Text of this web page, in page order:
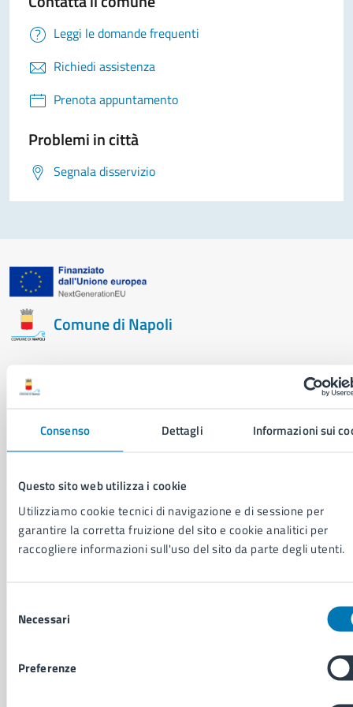
Consenso Dettagli Informazioni sui
Questo sito web utilizza i cookie
Utilizziamo cookie tecnici di navigazione e di sessione per
garantire la corretta fruizione del sito e cookie analitici per
raccogliere informazioni sull'uso del sito da parte degli utenti.
delNecessari
Preferenze
Leggi le domande frequenti
Richiedi assistenza
Prenota appuntamento
Problemi in città
Segnala disservizio
Comune di Napoli
AMMINISTRAZIONE
Aree amministrative
Municipalità
Uffici
Politici
Personale amministrativo
Documenti e dati
Intranet, posta aziendale e protocollo
Ambiente
Autorizzazioni